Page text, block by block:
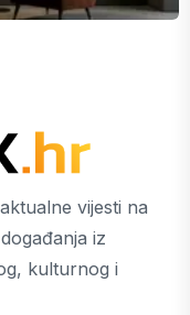
vijesti na
iz
kulturnog i